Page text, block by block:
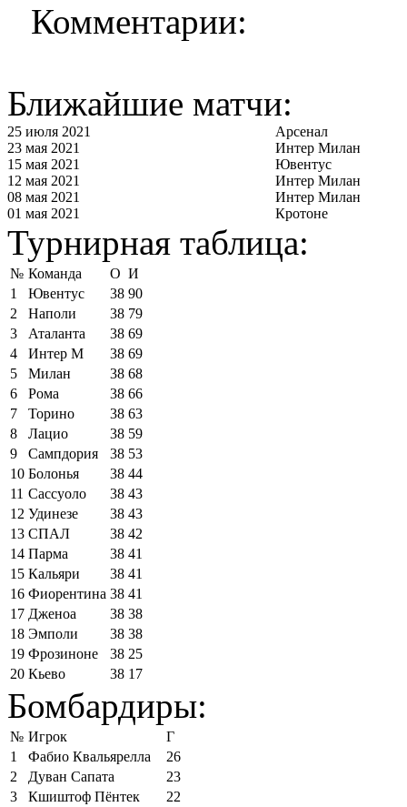
Комментарии:
Ближайшие матчи:
25 июля 2021
Арсенал
23 мая 2021
Интер Милан
15 мая 2021
Ювентус
12 мая 2021
Интер Милан
08 мая 2021
Интер Милан
01 мая 2021
Кротоне
Турнирная таблица:
№ Команда О И
1
Ювентус 38 90
2
Наполи 38 79
3
Аталанта 38 69
4
Интер М 38 69
5
Милан 38 68
6
Рома 38 66
7
Торино 38 63
8
Лацио 38 59
9
Сампдория 38 53
10 Болонья 38 44
11 Сассуоло 38 43
12 Удинезе 38 43
13 СПАЛ 38 42
14 Парма 38 41
15 Кальяри 38 41
16 Фиорентина 38 41
17 Дженоа 38 38
18 Эмполи 38 38
19 Фрозиноне 38 25
20 Кьево 38 17
Бомбардиры:
№ Игрок
Г
1
Фабио Квальярелла
26
2
Дуван Сапата
23
3
Кшиштоф Пёнтек
22